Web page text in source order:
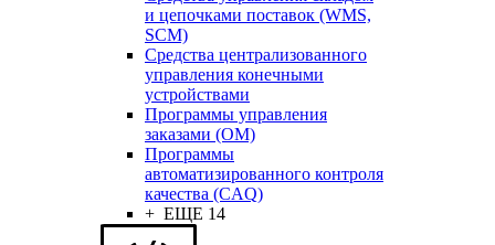
и цепочками поставок (WMS,
SCM)
Средства централизованного
управления конечными
устройствами
Программы управления
заказами (OM)
Программы
автоматизированного контроля
качества (CAQ)
+ ЕЩЕ 14